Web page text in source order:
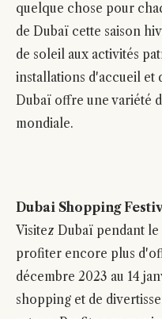
quelque chose pour
de Dubaï cette saison
de soleil aux activités
installations d'accueil et
Dubaï offre une variété
mondiale.
Dubai Shopping
Visitez Dubaï pendant
profiter encore plus
décembre 2023 au 14
shopping et de